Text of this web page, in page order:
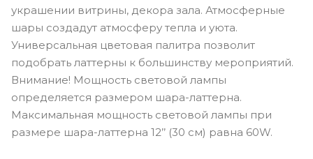
украшении витрины, декора зала. Атмосферные
шары создадут атмосферу тепла и уюта.
Универсальная цветовая палитра позволит
подобрать латтерны к большинству мероприятий.
Внимание! Мощность световой лампы
определяется размером шара-латтерна.
Максимальная мощность световой лампы при
размере шара-латтерна 12’’ (30 см) равна 60W.